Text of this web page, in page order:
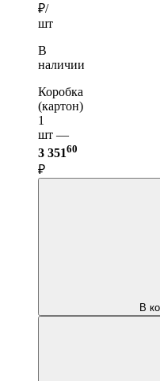
₽/
шт
В
наличии
Коробка
(картон)
1
шт —
3 35160
₽
В